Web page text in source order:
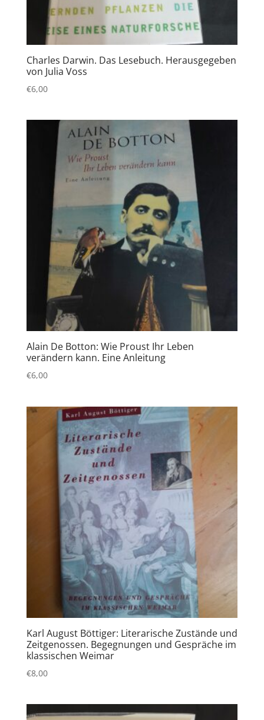
Charles Darwin. Das Lesebuch. Herausgegeben
von Julia Voss
€6,00
Alain De Botton: Wie Proust Ihr Leben
verändern kann. Eine Anleitung
€6,00
Karl August Böttiger: Literarische Zustände und
Zeitgenossen. Begegnungen und Gespräche im
klassischen Weimar
€8,00